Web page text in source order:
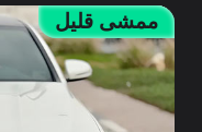
ممشى قليل